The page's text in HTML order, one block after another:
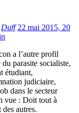
Duff 22 mai 2015, 20
a l’autre profil
parasite socialiste,
étudiant,
judiciaire,
dans le secteur
vue : Doit tout à
des autres.